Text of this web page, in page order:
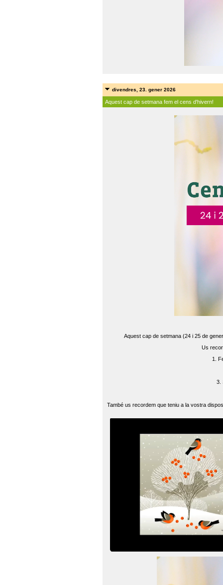
divendres, 23. gener 2026
Aquest cap de setmana fem el cens d'hivern!
Aquest cap de setmana (24 i 25 de
Us
1.
3.
També us recordem que teniu a la vostra